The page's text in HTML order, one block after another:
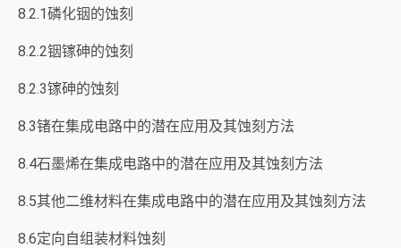
8.2.1磷化铟的蚀刻
8.2.2铟镓砷的蚀刻
8.2.3镓砷的蚀刻
8.3锗在集成电路中的潜在应用及其蚀刻方法
8.4石墨烯在集成电路中的潜在应用及其蚀刻方法
8.5其他二维材料在集成电路中的潜在应用及其蚀刻方法
8.6定向自组装材料蚀刻